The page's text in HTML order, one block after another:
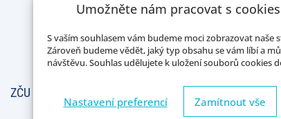
Umožněte nám pracovat s
S vaším souhlasem vám budeme moci zobrazovat naše
Zároveň budeme vědět, jaký typ obsahu se vám líbí a
návštěvu. Souhlas udělujete k uložení souborů cookies
Zamítnout vše
Nastavení preferencí
ZČU